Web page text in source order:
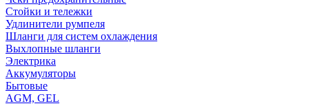
Стойки и тележки
Удлинители румпеля
Шланги для систем охлаждения
Выхлопные шланги
Электрика
Аккумуляторы
Бытовые
AGM, GEL